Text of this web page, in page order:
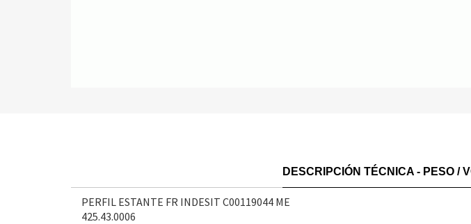
DESCRIPCIÓN TÉCNICA - PESO /
PERFIL ESTANTE FR INDESIT C00119044 ME
425.43.0006